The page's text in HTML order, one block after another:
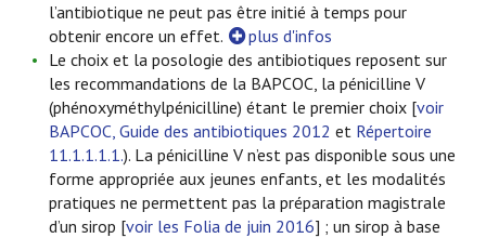
l’antibiotique ne peut pas être initié à temps pour
obtenir encore un effet.
plus d'infos
Le choix et la posologie des antibiotiques reposent sur
les recommandations de la BAPCOC, la pénicilline V
(phénoxyméthylpénicilline) étant le premier choix [voir
BAPCOC, Guide des antibiotiques 2012 et Répertoire
11.1.1.1.1.). La pénicilline V n’est pas disponible sous une
forme appropriée aux jeunes enfants, et les modalités
pratiques ne permettent pas la préparation magistrale
d’un sirop [voir les Folia de juin 2016] ; un sirop à base